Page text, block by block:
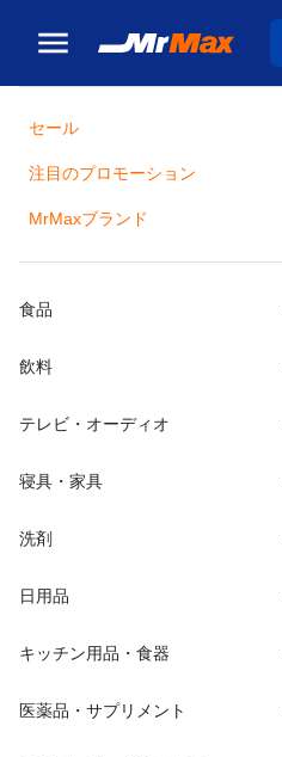
セール
注目のプロモーション
MrMaxブランド
食品
飲料
テレビ・オーディオ
寝具・家具
洗剤
日用品
キッチン用品・食器
医薬品・サプリメント